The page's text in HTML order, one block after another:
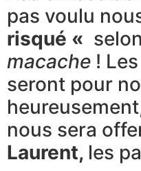
pas voulu
risqué «
macache !
seront pour
nous sera
Laurent, les